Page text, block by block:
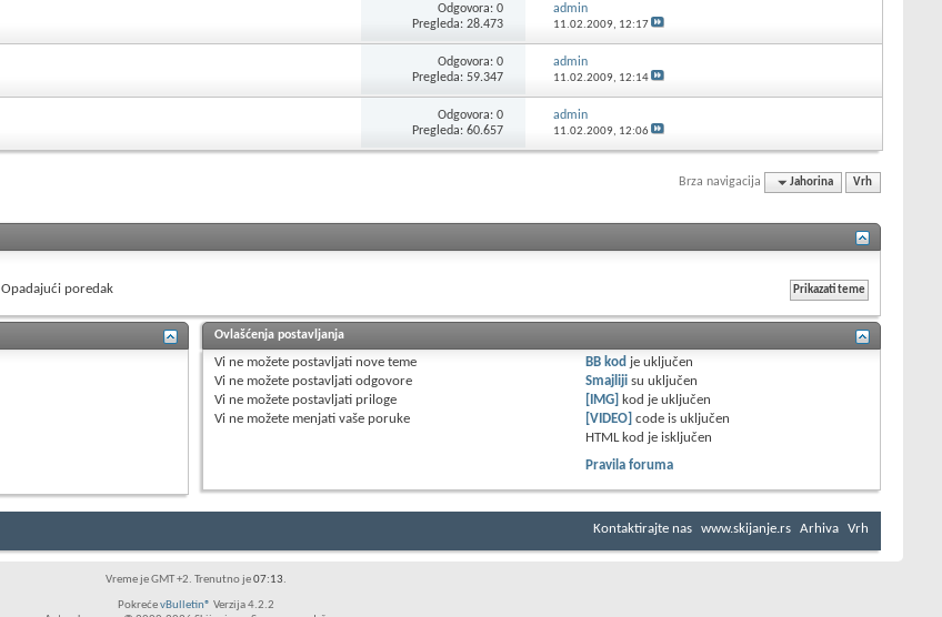
Odgovora:0
Pregleda: 28.473
admin
11.02.2009, 12:17
Odgovora:0
Pregleda: 59.347
admin
11.02.2009, 12:14
Odgovora:0
Pregleda: 60.657
admin
11.02.2009, 12:06
Brza navigacija Jahorina Vrh
Opadajući poredak
Ovlašćenja postavljanja
Vi ne možete postavljati nove teme
Vi ne možete postavljati odgovore
Vi ne možete postavljati priloge
Vi ne možete menjati vaše poruke
BB kod jeuključen
Smajliji suuključen
[IMG] kod jeuključen
[VIDEO] code isuključen
HTML kod jeisključen
Pravila foruma
Kontaktirajte nas www.skijanje.rs Arhiva Vrh
Vreme je GMT +2. Trenutno je07:13.
PokrećevBulletin® Verzija 4.2.2